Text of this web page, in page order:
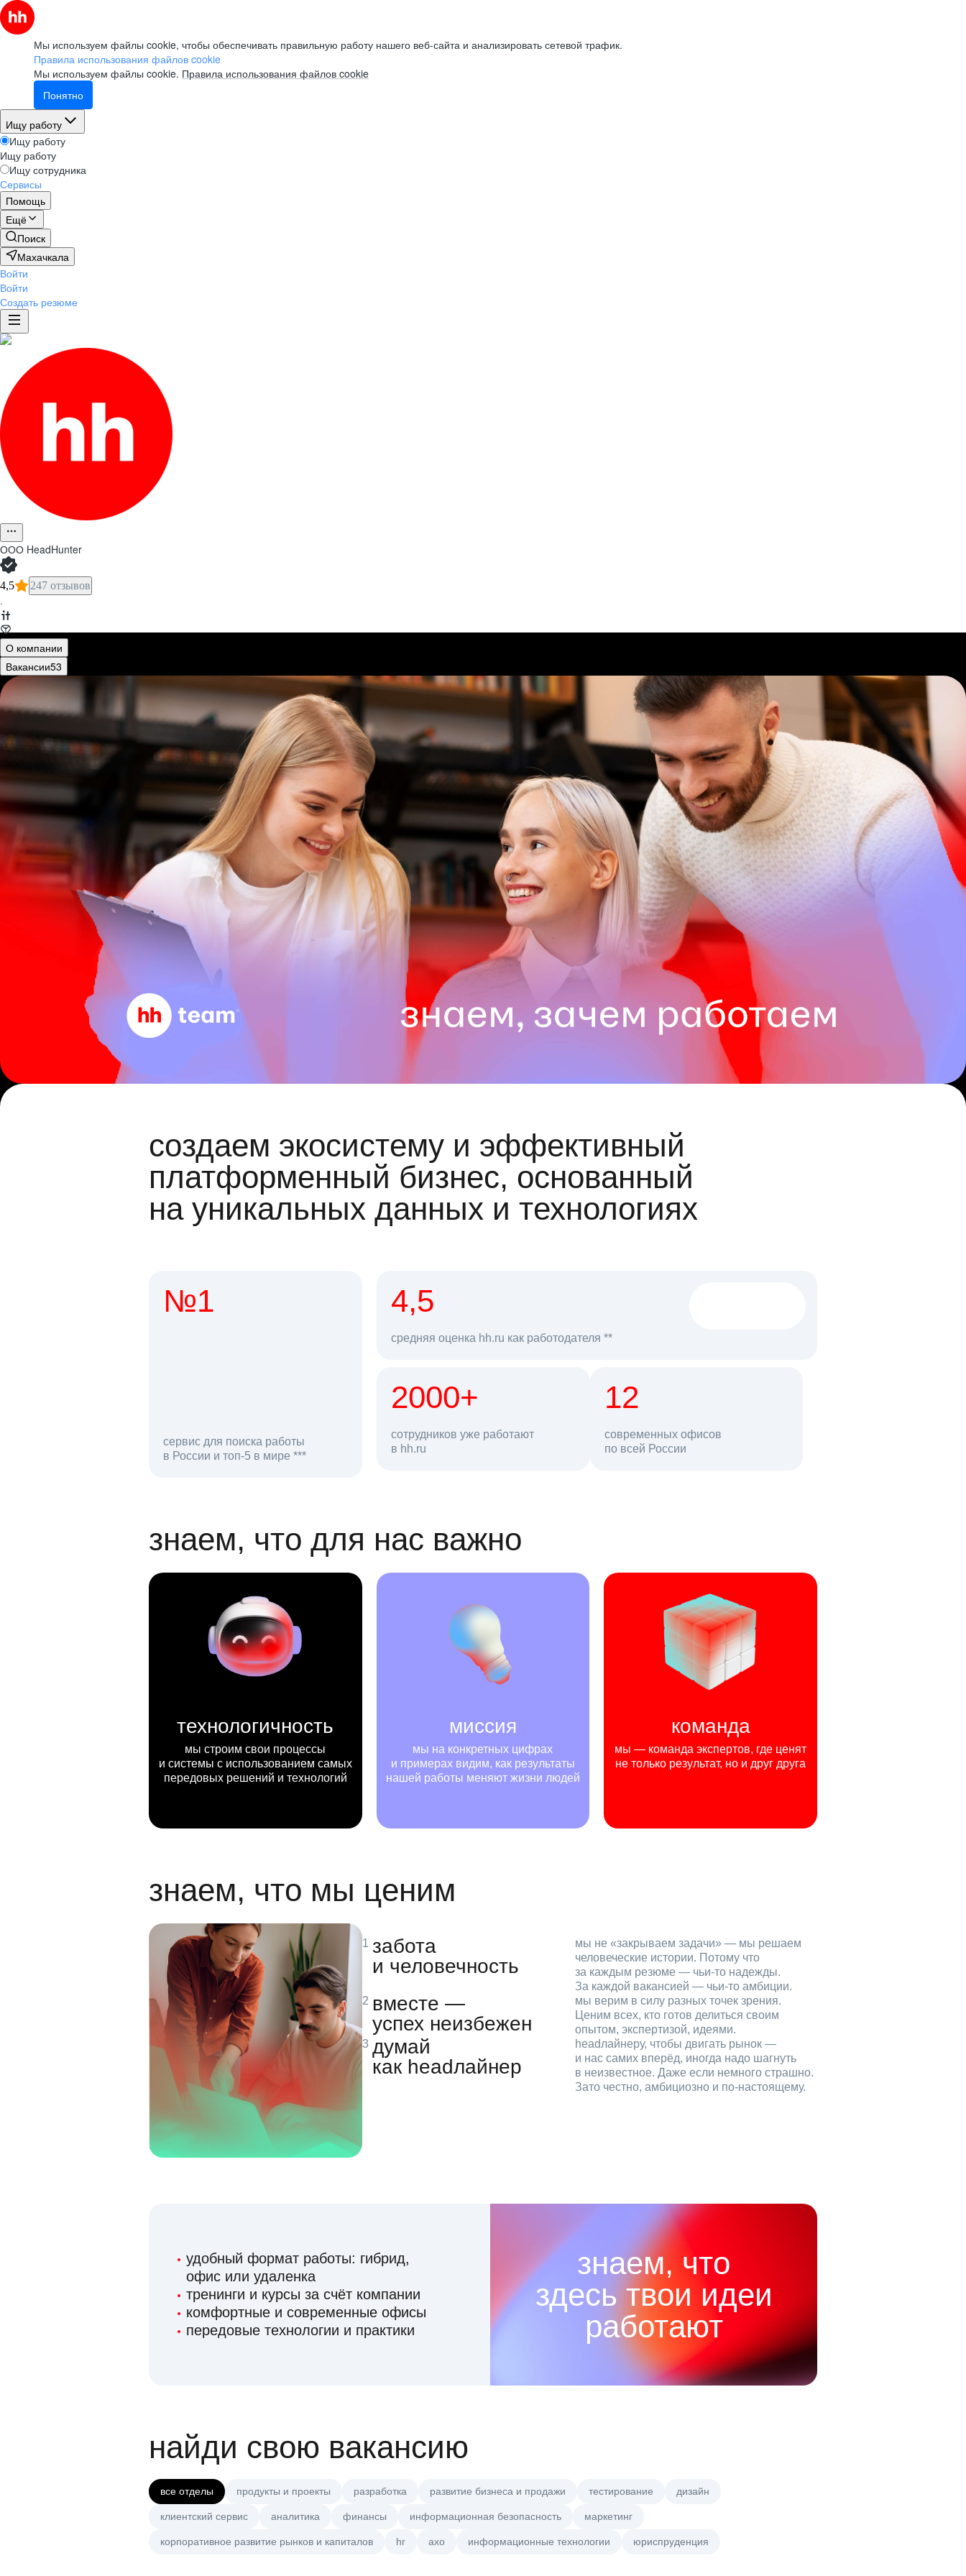
Мы используем файлы cookie, чтобы обеспечивать правильную работу нашего веб-сайта и анализировать сетевой трафик.
Правила использования файлов cookie
Мы используем файлы cookie. Правила использования файлов cookie
Понятно
Ищу работу
Ищу работу
Ищу работу
Ищу сотрудника
Сервисы
Помощь
Ещё
Поиск
Махачкала
Войти
Войти
Создать резюме
ООО HeadHunter
4,5 247 отзывов
·
О компании
Вакансии53
создаем экосистему и эффективный
платформенный бизнес, основанный
на уникальных данных и технологиях
№1
сервис для поиска работы
в России и топ-5 в мире ***
откликов на вакансии
4,5
средняя оценка hh.ru как работодателя **
2000+
сотрудников уже работают
в hh.ru
68 млн 12
современных офисов
по всей Россиипользователей в день
знаем, что для нас важно
технологичность
мы строим свои процессы
и системы с использованием самых
передовых решений и технологий
миссия
мы на конкретных цифрах
и примерах видим, как результаты
нашей работы меняют жизни людей
команда
мы — команда экспертов, где ценят
не только результат, но и друг друга
знаем, что мы ценим
забота
и человечность
мы не «закрываем задачи» — мы решаем
человеческие истории. Потому что
за каждым резюме — чьи‑то надежды.
За каждой вакансией — чьи‑то амбиции.
вместе —
успех неизбежен
мы верим в силу разных точек зрения.
Ценим всех, кто готов делиться своим
опытом, экспертизой, идеями.
думай
как headлайнер
headлайнеру, чтобы двигать рынок —
и нас самих вперёд, иногда надо шагнуть
в неизвестное. Даже если немного страшно.
Зато честно, амбициозно и по‑настоящему.
удобный формат работы: гибрид,
офис или удаленка
тренинги и курсы за счёт компании
комфортные и современные офисы
передовые технологии и практики
знаем, что
здесь твои идеи
работают
найди свою вакансию
все отделы продукты и проекты разработка развитие бизнеса и продажи тестирование дизайн
клиентский сервис аналитика финансы информационная безопасность маркетинг
корпоративное развитие рынков и капиталов hr axo информационные технологии юриспруденция